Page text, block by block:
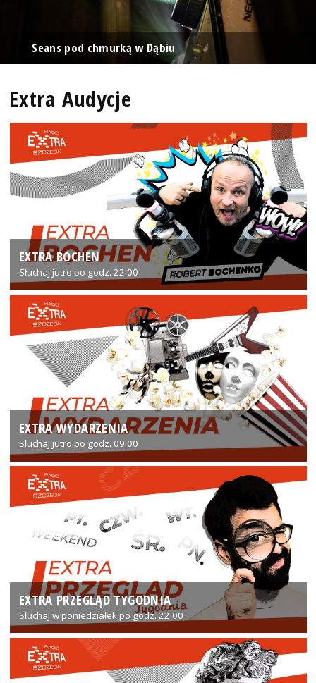
Seans pod chmurką w Dąbiu
Extra Audycje
EXTRA BOCHEN
Słuchaj jutro po godz. 22:00
EXTRA WYDARZENIA
Słuchaj jutro po godz. 09:00
EXTRA PRZEGLĄD TYGODNIA
Słuchaj w poniedziałek po godz. 22:00